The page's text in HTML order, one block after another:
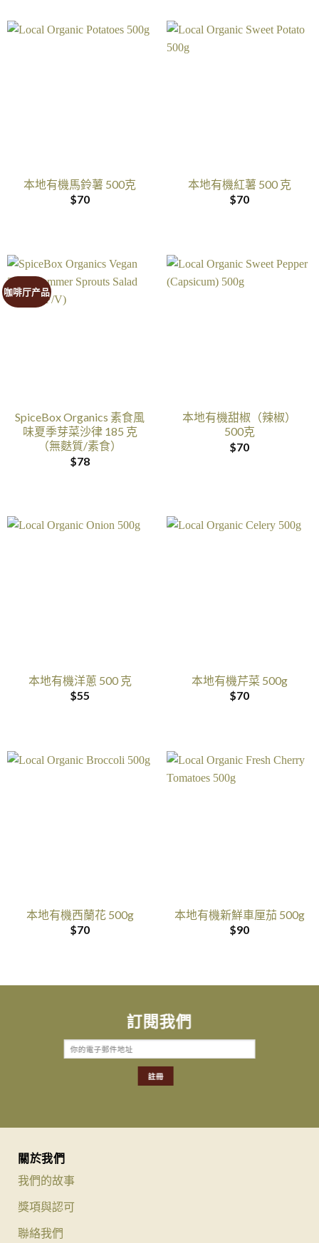
本地有機馬鈴薯 500克
$70
本地有機紅薯 500 克
$70
咖啡厅产品
SpiceBox Organics 素食風
味夏季芽菜沙律 185 克
（無麩質/素食）
$78
本地有機甜椒（辣椒）
500克
$70
本地有機洋蔥 500 克
$55
本地有機芹菜 500g
$70
本地有機西蘭花 500g
$70
本地有機新鮮車厘茄 500g
$90
訂閱我們
關於我們
我們的故事
獎項與認可
聯絡我們